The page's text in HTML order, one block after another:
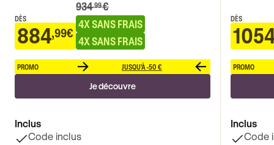
DÈS
884,99€
934 .99€
4X SANS FRAIS
4X SANS FRAIS
PROMO JUSQU'À -50 €
Je découvre
Inclus
Code inclus
DÈS
PROMO
Inclus
Code